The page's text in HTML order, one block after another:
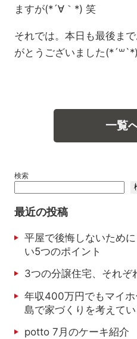
ますが(*´∀｀*) 笑
それでは。本日も最後ま
がとうございました(*´꒳`*)
一覧
検索
最近の投稿
平屋で後悔しないため
い5つのポイント
3つの分譲住宅、それぞ
年収400万円でもマイ
島で家づくりを考えて
potto 7月のケーキ紹介